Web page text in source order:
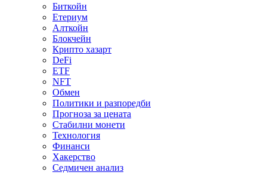
Биткойн
Етериум
Алткойн
Блокчейн
Крипто хазарт
DeFi
ETF
NFT
Обмен
Политики и разпоредби
Прогноза за цената
Стабилни монети
Технология
Финанси
Хакерство
Седмичен анализ